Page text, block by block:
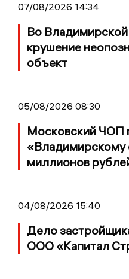
07/08/2026 14:34
Во
крушение
объект
05/08/2026 08:30
Московский ЧОП
«Владимирскому
миллионов
04/08/2026 15:40
Дело
ООО «Капитал